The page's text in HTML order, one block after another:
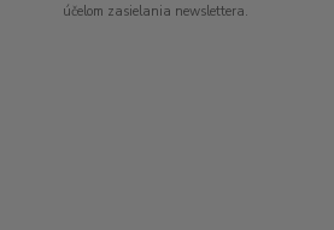
účelom zasielania newslettera.